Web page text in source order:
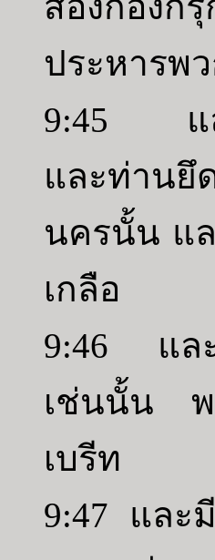
ประหารพว
9:45 แล
และท่านยึ
นครนั้น แ
เกลือ
9:46 และ
เช่นนั้น พ
เบรีท
9:47 และ